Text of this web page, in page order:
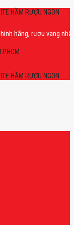
HẦM RƯỢU NGON
rượu vang nhập
HẦM RƯỢU NGON